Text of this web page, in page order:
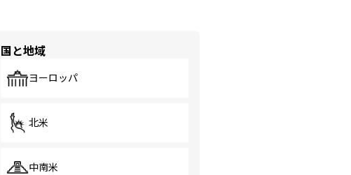
国と地域
ヨーロッパ
北米
中南米